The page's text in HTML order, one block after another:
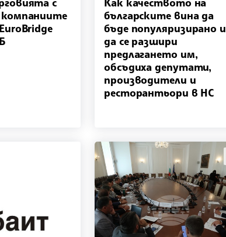
българските вина да
бъде популяризирано и
да се разшири
предлагането им,
обсъдиха депутати,
производители и
ресторантьори в НС